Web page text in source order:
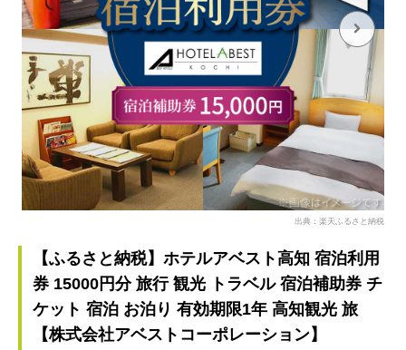
出典：楽天ふるさと納税
【ふるさと納税】ホテルアベスト高知 宿泊利用
券 15000円分 旅行 観光 トラベル 宿泊補助券 チ
ケット 宿泊 お泊り 有効期限1年 高知観光 旅
【株式会社アベストコーポレーション】